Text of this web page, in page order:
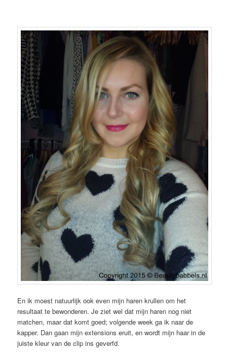
En ik moest natuurlijk ook even mijn haren krullen om het
resultaat te bewonderen. Je ziet wel dat mijn haren nog niet
matchen, maar dat komt goed; volgende week ga ik naar de
kapper. Dan gaan mijn extensions eruit, en wordt mijn haar in de
juiste kleur van de clip ins geverfd.